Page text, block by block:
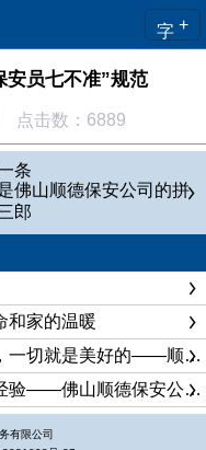
字 +
安员七不准”规范
点击数：6889
”规范：
犯罪时有发生，国务院法
草案）》规定，保安员
人身体等七种行为发生。
列七种行为：
查他人身体；
人；
；
的手段追索债务、解决纠
条
佛山顺德保安公司的拼
郎
和家的温暖
虽然只是一名保安，但是只要乐观，一切就是美好的——顺德保安读书感悟
读书让我积累了很多保安队伍管理经验——佛山顺德保安公司保安员读书有感
有限公司